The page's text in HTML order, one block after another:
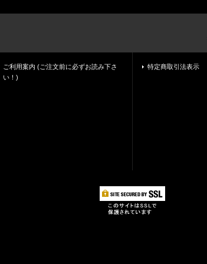
ご利用案内 (ご注文前に必ずお読み下さ
い！)
特定商取引法表示